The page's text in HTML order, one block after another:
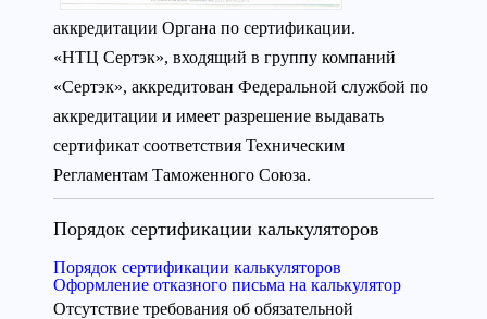
аккредитации Органа по сертификации.
«НТЦ Сертэк», входящий в группу компаний
«Сертэк», аккредитован Федеральной службой по
аккредитации и имеет разрешение выдавать
сертификат соответствия Техническим
Регламентам Таможенного Союза.
Порядок сертификации калькуляторов
Порядок сертификации калькуляторов
Оформление отказного письма на калькулятор
Отсутствие требования об обязательной